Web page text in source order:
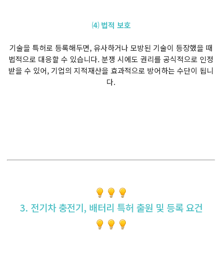
⑷ 법적 보호
기술을 특허로 등록해두면, 유사하거나 모방된 기술이 등장했을 때
법적으로 대응할 수 있습니다. 분쟁 시에도 권리를 공식적으로 인정
받을 수 있어, 기업의 지적재산을 효과적으로 방어하는 수단이 됩니
다.
3. 전기차 충전기, 배터리 특허 출원 및 등록 요건